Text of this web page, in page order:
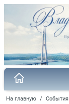
На главную / События